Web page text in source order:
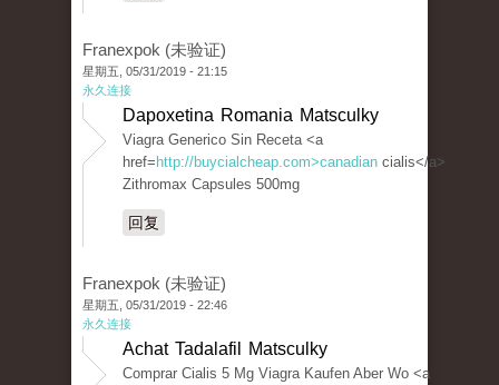
Franexpok (未验证)
星期五, 05/31/2019 - 21:15
永久连接
Dapoxetina Romania Matsculky
Viagra Generico Sin Receta <a
href= http://buycialcheap.com>canadian cialis</a>
Zithromax Capsules 500mg
回复
Franexpok (未验证)
星期五, 05/31/2019 - 22:46
永久连接
Achat Tadalafil Matsculky
Comprar Cialis 5 Mg Viagra Kaufen Aber Wo <a